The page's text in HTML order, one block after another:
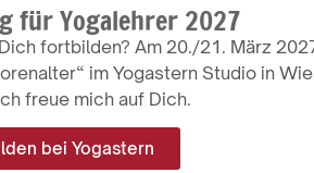
für Yogalehrer 2027
fortbilden? Am 20./21. März
im Yogastern Studio in
freue mich auf Dich.
bei Yogastern